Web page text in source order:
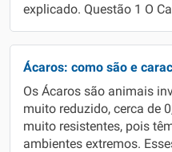
explicado. Questão 1 O
Ácaros: como são e
Os Ácaros são animais
muito reduzido, cerca de
muito resistentes, pois
ambientes extremos.